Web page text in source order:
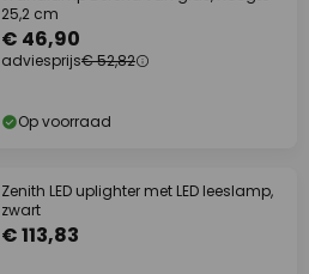
25,2 cm
€ 46,90
adviesprijs€ 52,82
Op voorraad
Zenith LED uplighter met LED leeslamp,
zwart
€ 113,83